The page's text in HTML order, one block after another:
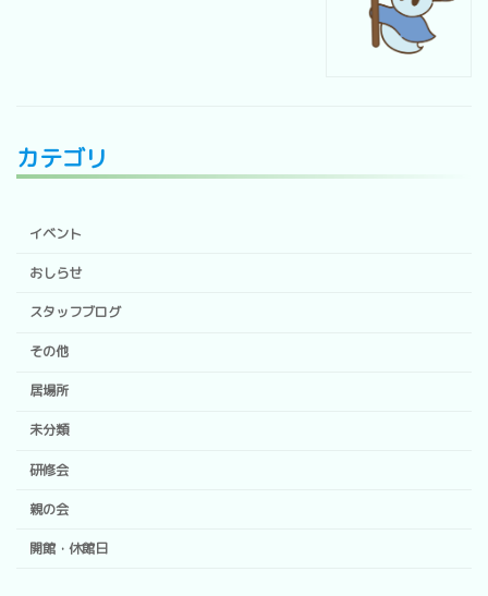
カテゴリ
イベント
おしらせ
スタッフブログ
その他
居場所
未分類
研修会
親の会
開館・休館日